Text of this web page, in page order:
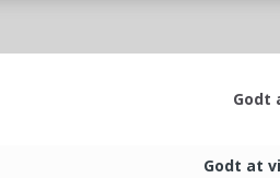
Godt
Godt at